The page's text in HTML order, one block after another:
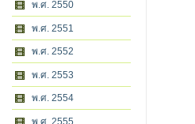
พ.ศ. 2550
พ.ศ. 2551
พ.ศ. 2552
พ.ศ. 2553
พ.ศ. 2554
พ.ศ. 2555